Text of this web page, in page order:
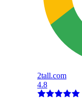
2tall.com
4.8